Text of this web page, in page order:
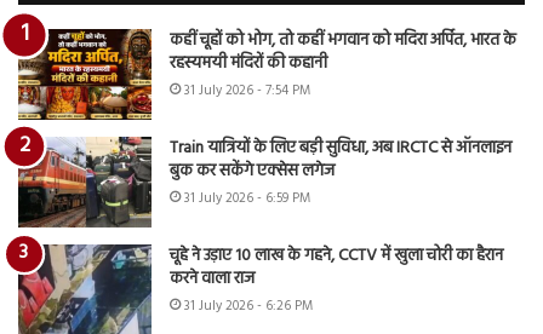
कहीं चूहों को भोग, तो कहीं भगवान को मदिरा अर्पित, भारत के
रहस्यमयी मंदिरों की कहानी
31 July 2026 - 7:54 PM
Train यात्रियों के लिए बड़ी सुविधा, अब IRCTC से ऑनलाइन
बुक कर सकेंगे एक्सेस लगेज
31 July 2026 - 6:59 PM
चूहे ने उड़ाए 10 लाख के गहने, CCTV में खुला चोरी का हैरान
करने वाला राज
31 July 2026 - 6:26 PM